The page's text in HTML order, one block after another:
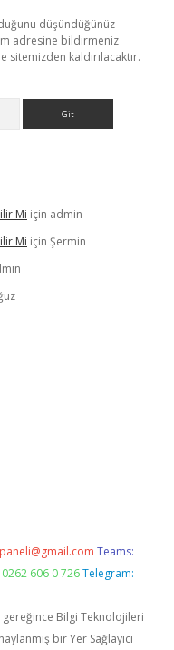
düşündüğünüz
adresine bildirmeniz
kaldırılacaktır.
Mi için admin
Mi için Şermin
Teams:
606 0 726 Telegram:
gereğince Bilgi Teknolojileri
bir Yer Sağlayıcı